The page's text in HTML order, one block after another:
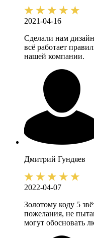
2021-04-16
Сделали нам
всё работает
нашей компании.
Дмитрий Гундяев
2022-04-07
Золотому коду 5
пожелания, не
могут обосновать